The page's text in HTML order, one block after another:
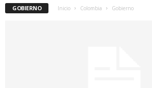
GOBIERNO Inicio Colombia Gobierno